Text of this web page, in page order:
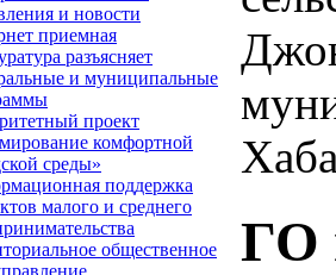
и новости
приемная
разъясняет
и муниципальные
проект
комфортной
среды»
поддержка
малого и среднего
общественное
ГО